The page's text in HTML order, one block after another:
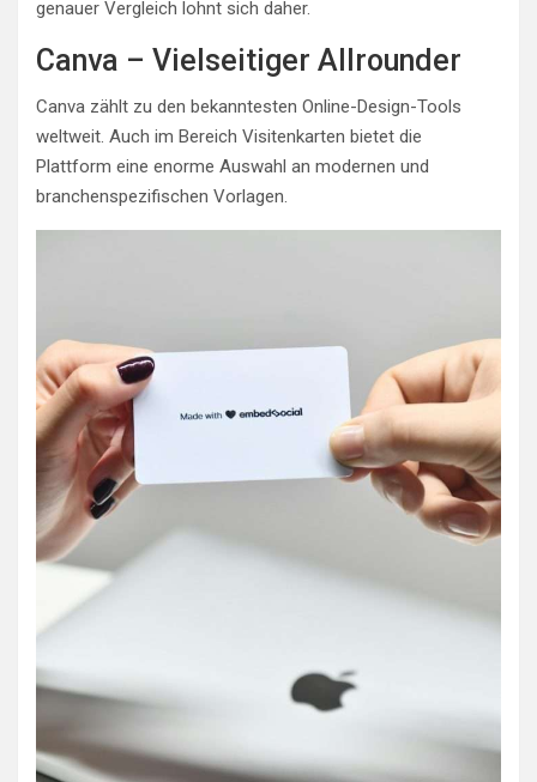
genauer Vergleich lohnt sich daher.
Canva – Vielseitiger Allrounder
Canva zählt zu den bekanntesten Online-Design-Tools
weltweit. Auch im Bereich Visitenkarten bietet die
Plattform eine enorme Auswahl an modernen und
branchenspezifischen Vorlagen.